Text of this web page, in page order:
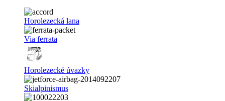
Horolezecká lana
Via ferrata
Horolezecké úvazky
Skialpinismus